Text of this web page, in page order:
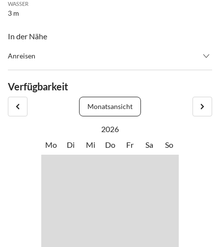
WASSER
3 m
In der Nähe
Anreisen
ca. 1 Stunde. Anreise mit dem Taxi oder Bus.
Bushaltestelle direkt vor dem Hotel - Haltestelle Schlögen / Abzw.
Shuttleservice nach Absprache und gegen Gebühr möglich.
Verfügbarkeit
Monatsansicht
2026
Mo
Di Mi Do Fr Sa So